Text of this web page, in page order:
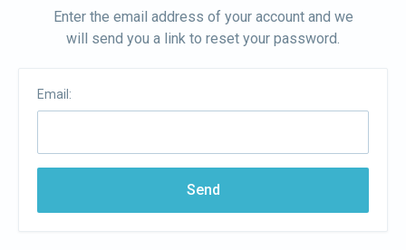
Enter the email address of your account and we
will send you a link to reset your password.
Email:
Send